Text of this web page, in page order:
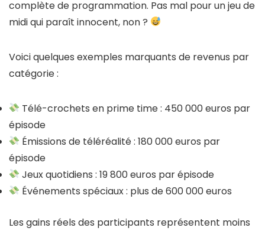
complète de programmation. Pas mal pour un jeu de
midi qui paraît innocent, non ?
Voici quelques exemples marquants de revenus par
catégorie :
Télé-crochets en prime time : 450 000 euros par
épisode
Émissions de téléréalité : 180 000 euros par
épisode
Jeux quotidiens : 19 800 euros par épisode
Événements spéciaux : plus de 600 000 euros
Les gains réels des participants représentent moins